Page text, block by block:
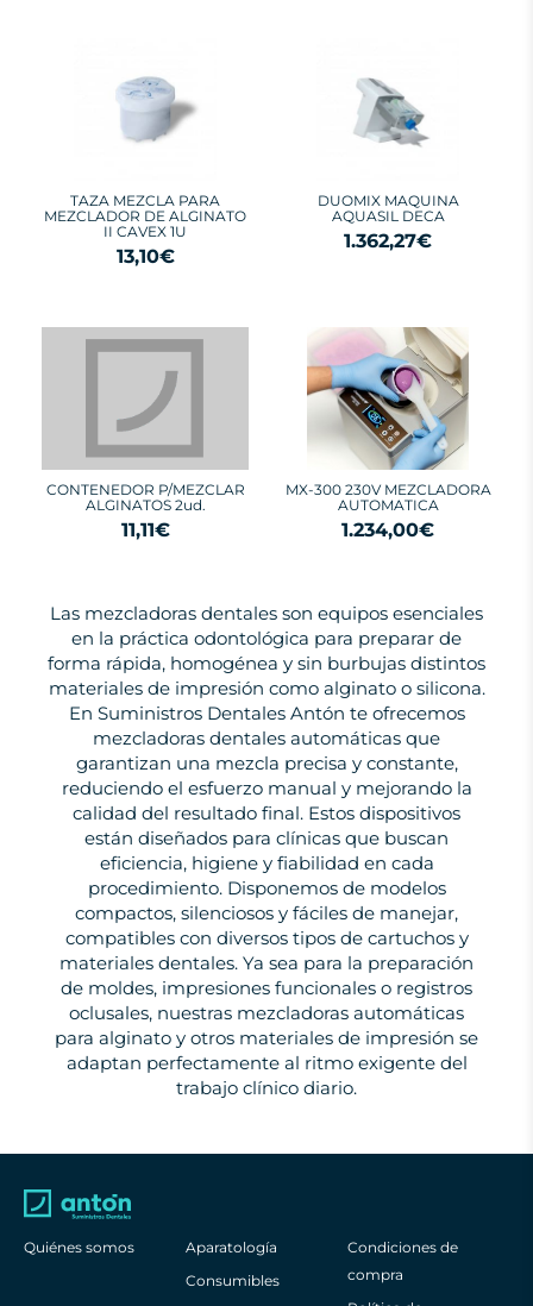
TAZA MEZCLA PARA
MEZCLADOR DE ALGINATO
II CAVEX 1U
13,10€
DUOMIX MAQUINA
AQUASIL DECA
1.362,27€
CONTENEDOR P/MEZCLAR
ALGINATOS 2ud.
11,11€
MX-300 230V MEZCLADORA
AUTOMATICA
1.234,00€
Las mezcladoras dentales son equipos esenciales
en la práctica odontológica para preparar de
forma rápida, homogénea y sin burbujas distintos
materiales de impresión como alginato o silicona.
En Suministros Dentales Antón te ofrecemos
mezcladoras dentales automáticas que
garantizan una mezcla precisa y constante,
reduciendo el esfuerzo manual y mejorando la
calidad del resultado final. Estos dispositivos
están diseñados para clínicas que buscan
eficiencia, higiene y fiabilidad en cada
procedimiento. Disponemos de modelos
compactos, silenciosos y fáciles de manejar,
compatibles con diversos tipos de cartuchos y
materiales dentales. Ya sea para la preparación
de moldes, impresiones funcionales o registros
oclusales, nuestras mezcladoras automáticas
para alginato y otros materiales de impresión se
adaptan perfectamente al ritmo exigente del
trabajo clínico diario.
Quiénes somos
Aparatología
Consumibles
Condiciones de
compra